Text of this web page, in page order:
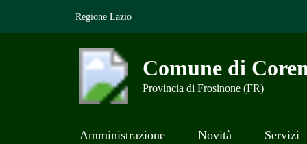
Regione Lazio
Comune di
Provincia di Frosinone (FR)
Amministrazione Novità Servizi